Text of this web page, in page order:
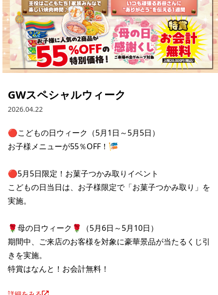
GWスペシャルウィーク
2026.04.22
🔴こどもの日ウィーク（5月1日～5月5日）
お子様メニューが55％OFF！🎏
🔴5月5日限定！お菓子つかみ取りイベント
こどもの日当日は、お子様限定で「お菓子つかみ取り」を
実施。
🌹母の日ウィーク🌹（5月6日～5月10日）
期間中、ご来店のお客様を対象に豪華景品が当たるくじ引
きを実施。
特賞はなんと！お会計無料！